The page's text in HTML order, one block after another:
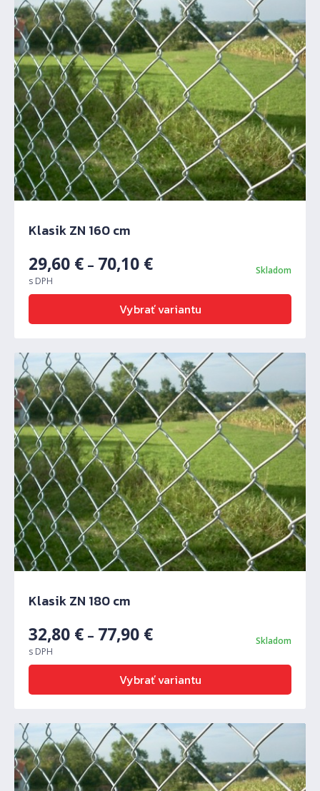
Klasik ZN 160 cm
29,60 € – 70,10 €
s DPH
Skladom
Vybrať variantu
Klasik ZN 180 cm
32,80 € – 77,90 €
s DPH
Skladom
Vybrať variantu